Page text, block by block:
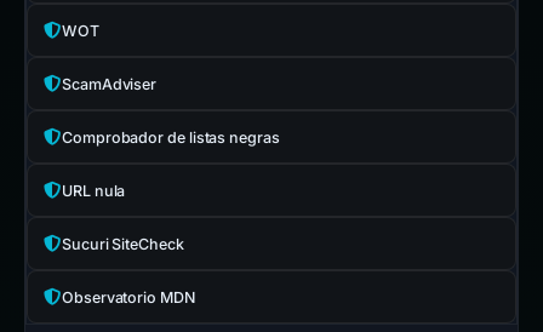
WOT
ScamAdviser
Comprobador de listas negras
URL nula
Sucuri SiteCheck
Observatorio MDN